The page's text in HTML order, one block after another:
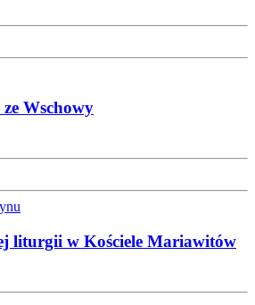
Wschowy
liturgii w Kościele Mariawitów